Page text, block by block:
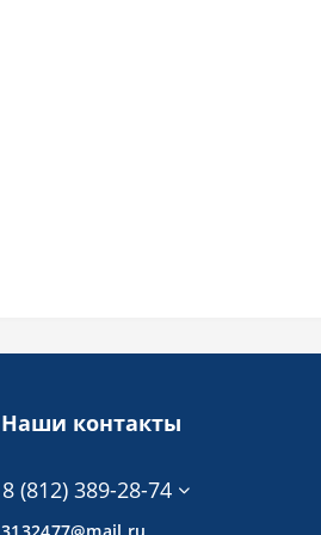
Наши контакты
8 (812) 389-28-74